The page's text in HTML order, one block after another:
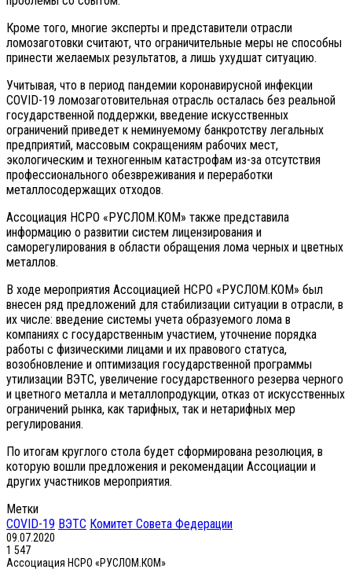
Кроме того, многие эксперты и представители отрасли
ломозаготовки считают, что ограничительные меры не способны
принести желаемых результатов, а лишь ухудшат ситуацию.
Учитывая, что в период пандемии коронавирусной инфекции
COVID-19 ломозаготовительная отрасль осталась без реальной
государственной поддержки, введение искусственных
ограничений приведет к неминуемому банкротству легальных
предприятий, массовым сокращениям рабочих мест,
экологическим и техногенным катастрофам из-за отсутствия
профессионального обезвреживания и переработки
металлосодержащих отходов.
Ассоциация НСРО «РУСЛОМ.КОМ» также представила
информацию о развитии систем лицензирования и
саморегулирования в области обращения лома черных и цветных
металлов.
В ходе мероприятия Ассоциацией НСРО «РУСЛОМ.КОМ» был
внесен ряд предложений для стабилизации ситуации в отрасли, в
их числе: введение системы учета образуемого лома в
компаниях с государственным участием, уточнение порядка
работы с физическими лицами и их правового статуса,
возобновление и оптимизация государственной программы
утилизации ВЭТС, увеличение государственного резерва черного
и цветного металла и металлопродукции, отказ от искусственных
ограничений рынка, как тарифных, так и нетарифных мер
регулирования.
По итогам круглого стола будет сформирована резолюция, в
которую вошли предложения и рекомендации Ассоциации и
других участников мероприятия.
Метки
COVID-19 ВЭТС Комитет Совета Федерации
09.07.2020
1 547
Ассоциация НСРО «РУСЛОМ.КОМ»